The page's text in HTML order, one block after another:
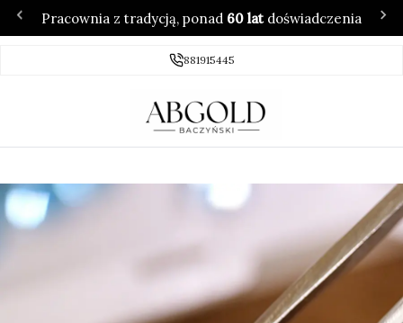
Pracownia z tradycją, ponad 60 latdoświadczenia
881915445